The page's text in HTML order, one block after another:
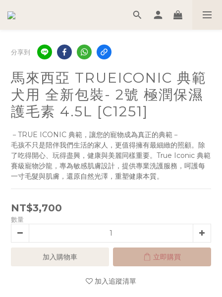
分享到
馬來西亞 TRUEICONIC 典範
犬用 全新包裝- 2號 極潤保濕
護毛素 4.5L [C1251]
－TRUE ICONIC 典範，讓您的寵物成為真正的典範－
毛孩不只是陪伴我們生活的家人，更值得擁有最細緻的照顧。除
了吃得開心、玩得盡興，健康與美麗同樣重要。True Iconic 典範
賽級寵物沙龍，專為敏感肌膚設計，提供專業洗護服務，呵護每
一寸毛髮與肌膚，還原自然光澤，重塑健康本質。
NT$3,700
數量
加入購物車 立即購買
加入追蹤清單